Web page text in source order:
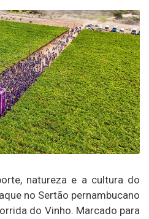
natureza e a cultura do
no Sertão pernambucano
do Vinho. Marcado para